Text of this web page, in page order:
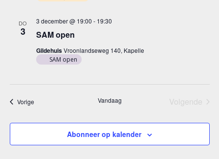
DO
3 SAM open
3 december @ 19:00 - 19:30
GildehuisVroonlandseweg 140, Kapelle
SAM open
VorigeEvenementen Vandaag
Volgende
Abonneer op kalender